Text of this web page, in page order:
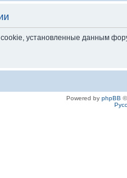
cookie, установленные данным
Powered by phpBB